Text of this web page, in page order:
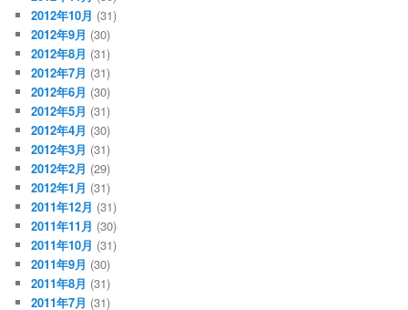
2012年10月 (31)
2012年9月 (30)
2012年8月 (31)
2012年7月 (31)
2012年6月 (30)
2012年5月 (31)
2012年4月 (30)
2012年3月 (31)
2012年2月 (29)
2012年1月 (31)
2011年12月 (31)
2011年11月 (30)
2011年10月 (31)
2011年9月 (30)
2011年8月 (31)
2011年7月 (31)